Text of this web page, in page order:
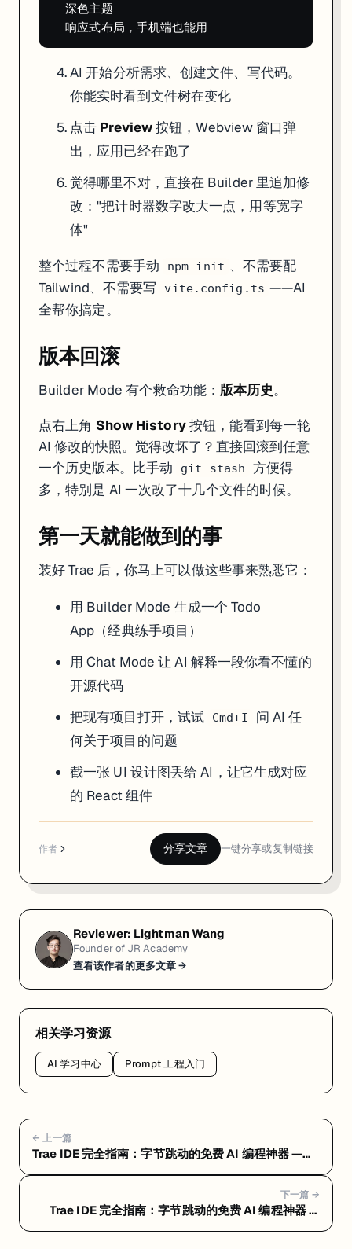
- 深色主题
AI 开始分析需求、创建文件、写代码。
你能实时看到文件树在变化
点击 Preview按钮，Webview 窗口弹
出，应用已经在跑了
觉得哪里不对，直接在 Builder 里追加修
改："把计时器数字改大一点，用等宽字
体"
整个过程不需要手动 npm init 、不需要配
Tailwind、不需要写
vite.config.ts ——AI
全帮你搞定。
版本回滚
Builder Mode 有个救命功能： 版本历史。
点右上角 Show History按钮，能看到每一轮
AI 修改的快照。觉得改坏了？直接回滚到任意
一个历史版本。比手动
git stash
方便得
多，特别是 AI 一次改了十几个文件的时候。
第一天就能做到的事
装好 Trae 后，你马上可以做这些事来熟悉它：
用 Builder Mode 生成一个 Todo
App（经典练手项目）
用 Chat Mode 让 AI 解释一段你看不懂的
开源代码
把现有项目打开，试试
Cmd+I
问 AI 任
何关于项目的问题
截一张 UI 设计图丢给 AI，让它生成对应
的 React 组件
作者 分享文章 一键分享或复制链接
Reviewer: Lightman Wang
Founder of JR Academy
查看该作者的更多文章 →
相关学习资源
AI 学习中心 Prompt 工程入门
← 上一篇
Trae IDE 完全指南：字节跳动的免费 AI 编程神器 —
下一篇 →
Trae IDE 完全指南：字节跳动的免费 AI 编程神器 —